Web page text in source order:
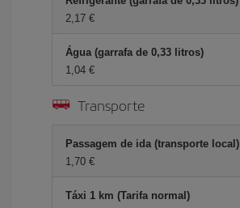
2,17 €
Água (garrafa de 0,33 litros)
1,04 €
Transporte
Passagem de ida (transporte local)
1,70 €
Táxi 1 km (Tarifa normal)